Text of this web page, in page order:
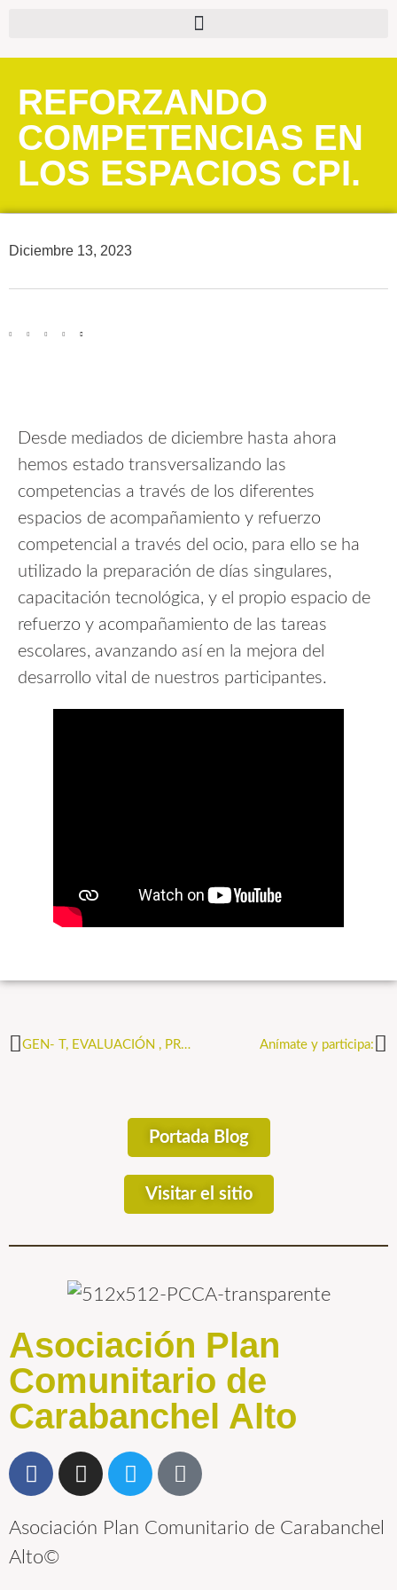
REFORZANDO
COMPETENCIAS EN
LOS ESPACIOS CPI.
Diciembre 13, 2023
Desde mediados de diciembre hasta ahora
hemos estado transversalizando las
competencias a través de los diferentes
espacios de acompañamiento y refuerzo
competencial a través del ocio, para ello se ha
utilizado la preparación de días singulares,
capacitación tecnológica, y el propio espacio de
refuerzo y acompañamiento de las tareas
escolares, avanzando así en la mejora del
desarrollo vital de nuestros participantes.
GEN- T, EVALUACIÓN , PROGRAMACIÓN Anímate y participa:
Portada Blog
Visitar el sitio
Asociación Plan
Comunitario de
Carabanchel Alto
Asociación Plan Comunitario de Carabanchel
Alto©